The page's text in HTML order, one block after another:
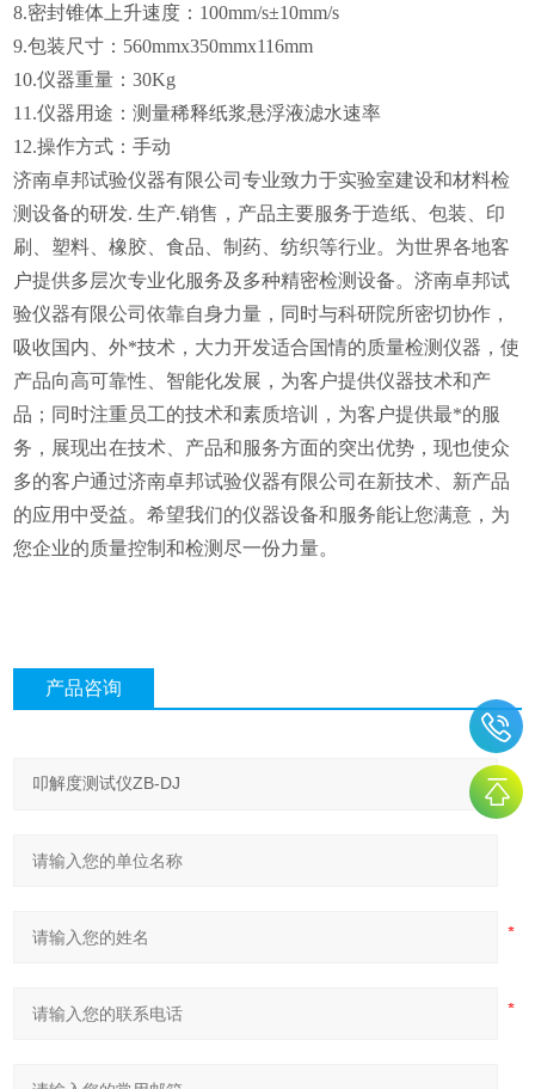
8.密封锥体上升速度：100mm/s±10mm/s
9.包装尺寸：560mmx350mmx116mm
10.仪器重量：30Kg
11.仪器用途：测量稀释纸浆悬浮液滤水速率
12.操作方式：手动
济南卓邦试验仪器有限公司专业致力于实验室建设和材料检
测设备的研发. 生产.销售，产品主要服务于造纸、包装、印
刷、塑料、橡胶、食品、制药、纺织等行业。为世界各地客
户提供多层次专业化服务及多种精密检测设备。济南卓邦试
验仪器有限公司依靠自身力量，同时与科研院所密切协作，
吸收国内、外*技术，大力开发适合国情的质量检测仪器，使
产品向高可靠性、智能化发展，为客户提供仪器技术和产
品；同时注重员工的技术和素质培训，为客户提供最*的服
务，展现出在技术、产品和服务方面的突出优势，现也使众
多的客户通过济南卓邦试验仪器有限公司在新技术、新产品
的应用中受益。希望我们的仪器设备和服务能让您满意，为
您企业的质量控制和检测尽一份力量。
产品咨询